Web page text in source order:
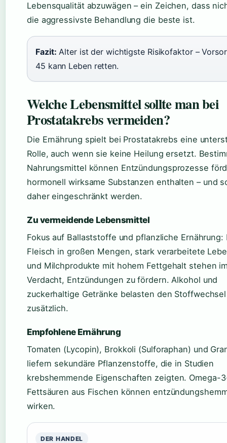
Lebensqualität abzuwägen – ein Zeichen, dass
die aggressivste Behandlung die beste ist.
Fazit: Alter ist der wichtigste Risikofaktor –
45 kann Leben retten.
Welche Lebensmittel sollte man bei
Prostatakrebs vermeiden?
Die Ernährung spielt bei Prostatakrebs eine
Rolle, auch wenn sie keine Heilung ersetzt.
Nahrungsmittel können Entzündungsprozesse
hormonell wirksame Substanzen enthalten – und
daher eingeschränkt werden.
Zu vermeidende Lebensmittel
Fokus auf Ballaststoffe und pflanzliche Ernährung:
Fleisch in großen Mengen, stark verarbeitete
und Milchprodukte mit hohem Fettgehalt stehen
Verdacht, Entzündungen zu fördern. Alkohol und
zuckerhaltige Getränke belasten den Stoffwechsel
zusätzlich.
Empfohlene Ernährung
Tomaten (Lycopin), Brokkoli (Sulforaphan) und
liefern sekundäre Pflanzenstoffe, die in Studien
krebshemmende Eigenschaften zeigten. Omega-
Fettsäuren aus Fischen können
wirken.
DER HANDEL